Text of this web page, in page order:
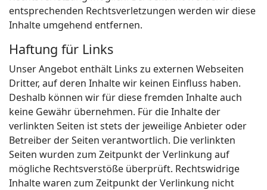
entsprechenden Rechtsverletzungen werden wir diese
Inhalte umgehend entfernen.
Haftung für Links
Unser Angebot enthält Links zu externen Webseiten
Dritter, auf deren Inhalte wir keinen Einfluss haben.
Deshalb können wir für diese fremden Inhalte auch
keine Gewähr übernehmen. Für die Inhalte der
verlinkten Seiten ist stets der jeweilige Anbieter oder
Betreiber der Seiten verantwortlich. Die verlinkten
Seiten wurden zum Zeitpunkt der Verlinkung auf
mögliche Rechtsverstöße überprüft. Rechtswidrige
Inhalte waren zum Zeitpunkt der Verlinkung nicht